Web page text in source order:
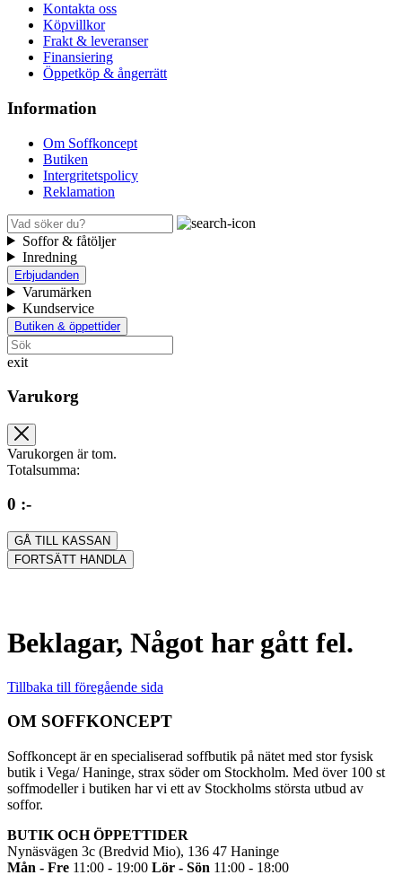
Kontakta oss
Köpvillkor
Frakt & leveranser
Finansiering
Öppetköp & ångerrätt
Information
Om Soffkoncept
Butiken
Intergritetspolicy
Reklamation
Soffor & fåtöljer
Inredning
Erbjudanden
Varumärken
Kundservice
Butiken & öppettider
exit
Varukorg
Varukorgen är tom.
Totalsumma:
0 :-
GÅ TILL KASSAN
FORTSÄTT HANDLA
Beklagar, Något har gått fel.
Tillbaka till föregående sida
OM SOFFKONCEPT
Soffkoncept är en specialiserad soffbutik på nätet med stor fysisk
butik i Vega/ Haninge, strax söder om Stockholm. Med över 100 st
soffmodeller i butiken har vi ett av Stockholms största utbud av
soffor.
BUTIK OCH ÖPPETTIDER
Nynäsvägen 3c (Bredvid Mio), 136 47 Haninge
Mån - Fre 11:00 - 19:00 Lör - Sön 11:00 - 18:00